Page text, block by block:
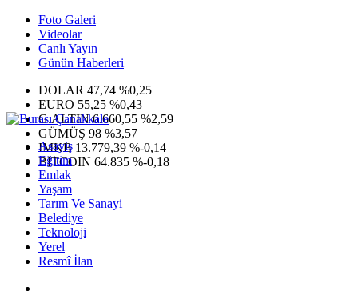
Foto Galeri
Videolar
Canlı Yayın
Günün Haberleri
DOLAR 47,74 %0,25
EURO 55,25 %0,43
G.ALTIN6.660,55 %2,59
GÜMÜŞ 98 %3,57
IMKB 13.779,39 %-0,14
BITCOIN 64.835 %-0,18
Asayiş
Eğitim
Emlak
Yaşam
Tarım Ve Sanayi
Belediye
Teknoloji
Yerel
Resmî İlan